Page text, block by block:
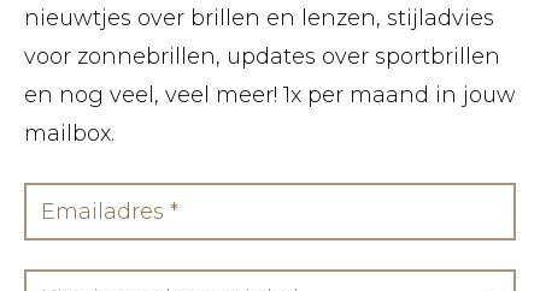
nieuwtjes over brillen en lenzen, stijladvies
voor zonnebrillen, updates over sportbrillen
en nog veel, veel meer! 1x per maand in jouw
mailbox.